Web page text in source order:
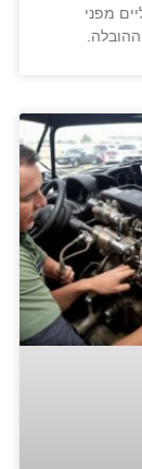
מפני